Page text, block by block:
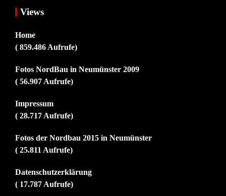
Views
Home
( 859.486 Aufrufe)
Fotos NordBau in Neumünster 2009
( 56.907 Aufrufe)
Impressum
( 28.717 Aufrufe)
Fotos der Nordbau 2015 in Neumünster
( 25.811 Aufrufe)
Datenschutzerklärung
( 17.787 Aufrufe)